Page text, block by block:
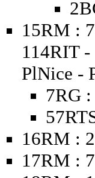
15RM :
114RIT
PlNice -
7RG
16RM :
17RM :